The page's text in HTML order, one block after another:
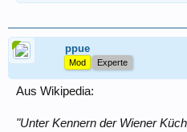
ppue
Mod Experte
Aus Wikipedia:
"Unter Kennern der Wiener